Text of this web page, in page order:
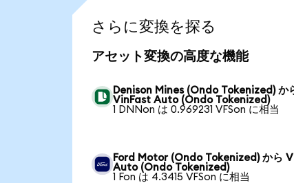
さらに変換を探る
アセット変換の高度な機能
Denison Mines (Ondo Tokenized) か
VinFast Auto (Ondo Tokenized)
1 DNNon は 0.969231 VFSon に相当
Ford Motor (Ondo Tokenized) から
Auto (Ondo Tokenized)
1 Fon は 4.3415 VFSon に相当